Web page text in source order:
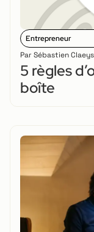
Entrepreneur
Par Sébastien Claeys
5 règles
boîte